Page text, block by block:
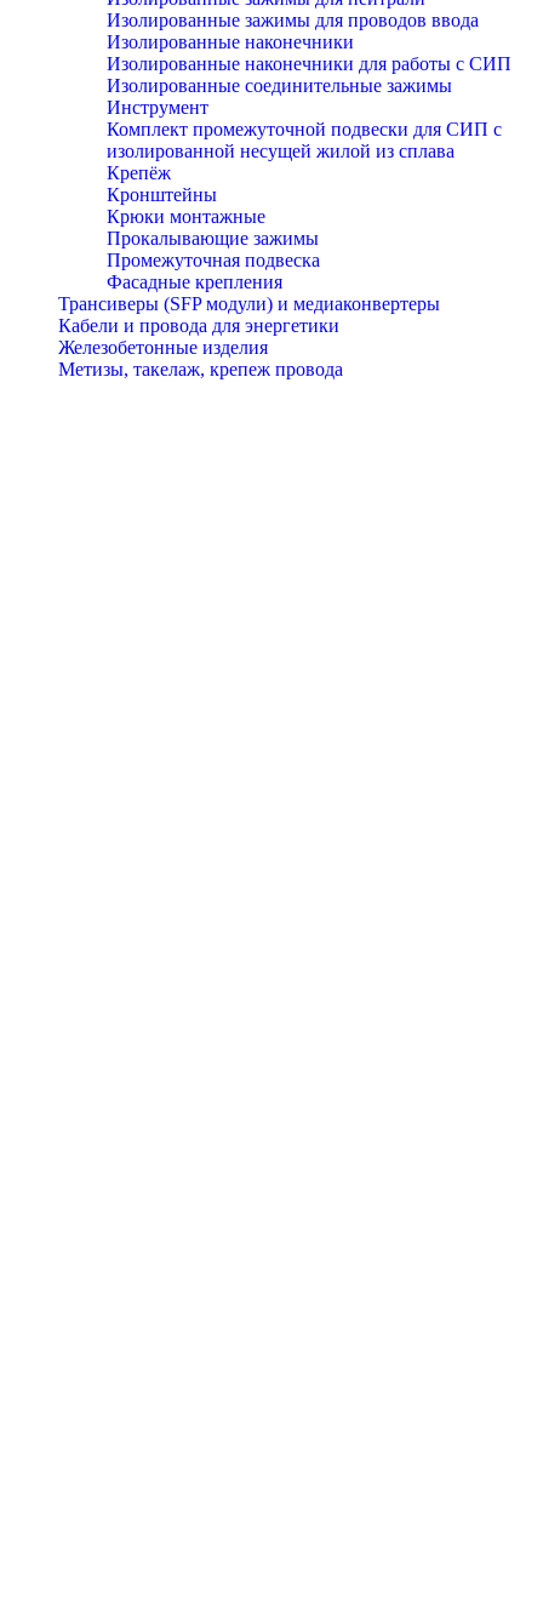
Изолированные зажимы для проводов ввода
Изолированные наконечники
Изолированные наконечники для работы с СИП
Изолированные соединительные зажимы
Инструмент
Комплект промежуточной подвески для СИП с
изолированной несущей жилой из сплава
Крепёж
Кронштейны
Крюки монтажные
Прокалывающие зажимы
Промежуточная подвеска
Фасадные крепления
Трансиверы (SFP модули) и медиаконвертеры
Кабели и провода для энергетики
Железобетонные изделия
Метизы, такелаж, крепеж провода